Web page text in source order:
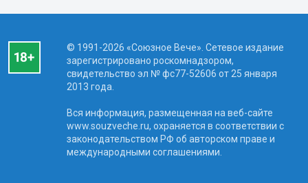
© 1991-2026 «Союзное Вече». Сетевое издание
зарегистрировано роскомнадзором,
свидетельство эл № фc77-52606 от 25 января
2013 года.
Вся информация, размещенная на веб-сайте
www.souzveche.ru, охраняется в соответствии с
законодательством РФ об авторском праве и
международными соглашениями.